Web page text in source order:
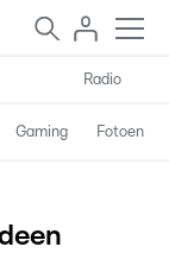
Radio
Gaming Fotoen